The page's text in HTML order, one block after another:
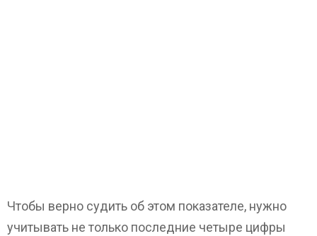
Чтобы верно судить об этом показателе, нужно
учитывать не только последние четыре цифры